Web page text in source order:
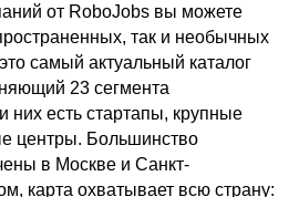
от RoboJobs вы можете
так и необычных
самый актуальный каталог
23 сегмента
них есть стартапы, крупные
центры. Большинство
в Москве и Санкт-
карта охватывает всю страну: